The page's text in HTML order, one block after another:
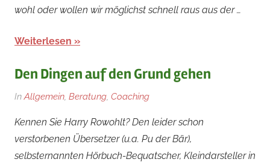
wohl oder wollen wir möglichst schnell raus aus der …
Weiterlesen
Den Dingen auf den Grund gehen
Am
Juli
2018
Von
InAllgemein, Beratung, Coaching
Kennen Sie Harry Rowohlt? Den leider schon
verstorbenen Übersetzer (u.a. Pu der Bär),
selbsternannten Hörbuch-Bequatscher, Kleindarsteller in